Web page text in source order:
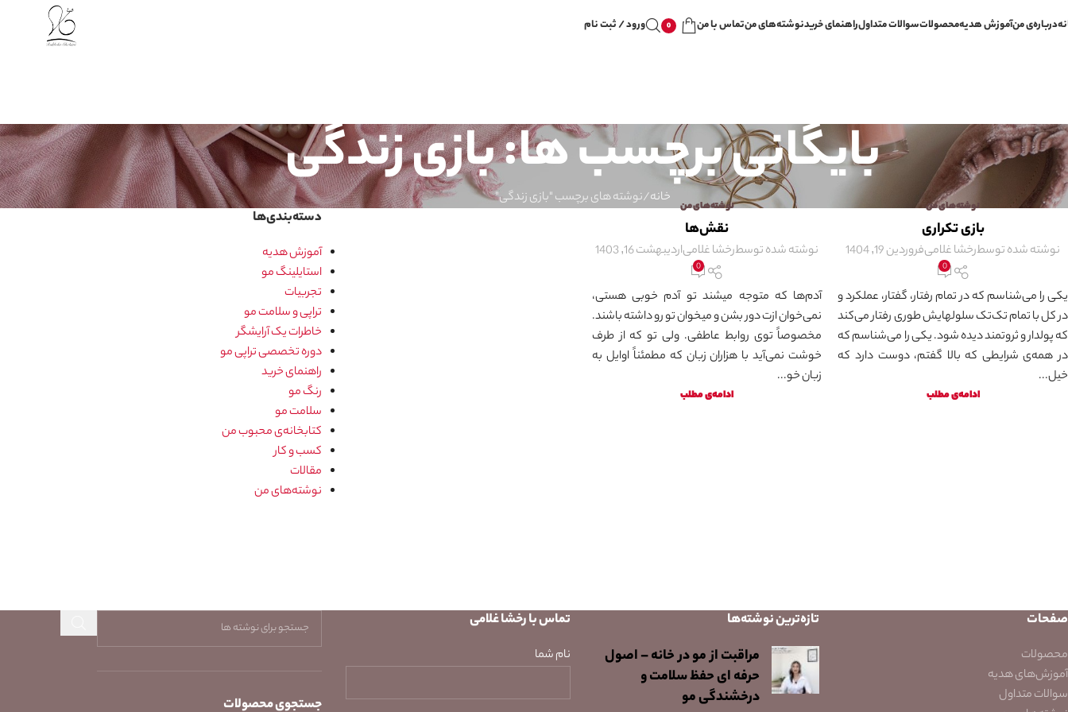
درباره‌ی منآموزش هدیهمحصولاتسوالات متداولراهنمای خریدنوشته‌های منتماس با من 0 ورود / ثبت نام
بایگانی برچسب ها: بازی زندگی
خانه نوشته های برچسب "بازی زندگی" نوشته‌های من
بازی تکراری
نوشته شده توسطرخشا غلامیفروردین 19, 1404
0
یکی را می‌شناسم که در تمام رفتار، گفتار، عملکرد و
در کل با تمام تک‌تک سلولهایش طوری رفتار می‌کند
که پولدار و ثروتمند دیده شود. یکی را می‌شناسم که
در همه‌ی شرایطی که بالا گفتم، دوست دارد که
خیل...
ادامه‌ی مطلب
نوشته‌های من
نقش‌ها
نوشته شده توسطرخشا غلامیاردیبهشت 16, 1403
0
آدم‌ها که متوجه میشند تو آدم خوبی هستی،
نمی‌خوان ازت دور بشن و میخوان تو رو داشته باشند.
مخصوصاً توی روابط عاطفی. ولی تو که از طرف
خوشت نمی‌آید با هزاران زبان که مطمئناً اوایل به
زبان خو...
ادامه‌ی مطلب
دسته‌بندی‌ها
آموزش هدیه
استایلینگ مو
تجربیات
تراپی و سلامت مو
خاطرات یک آرایشگر
دوره تخصصی تراپی مو
راهنمای خرید
رنگ مو
سلامت مو
کتابخانه‌ی محبوب من
کسب و کار
مقالات
نوشته‌های من
صفحات
محصولات
آموزش‌های هدیه
سوالات متداول
تازه‌ترین نوشته‌ها
مراقبت از مو در خانه – اصول
حرفه ای حفظ سلامت و
درخشندگی مو
تماس با رخشا غلامی
نام شما
جستجوی محصولات